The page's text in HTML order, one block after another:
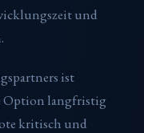
und
ist
Option langfristig
kritisch und